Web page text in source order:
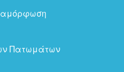
Πατωμάτων